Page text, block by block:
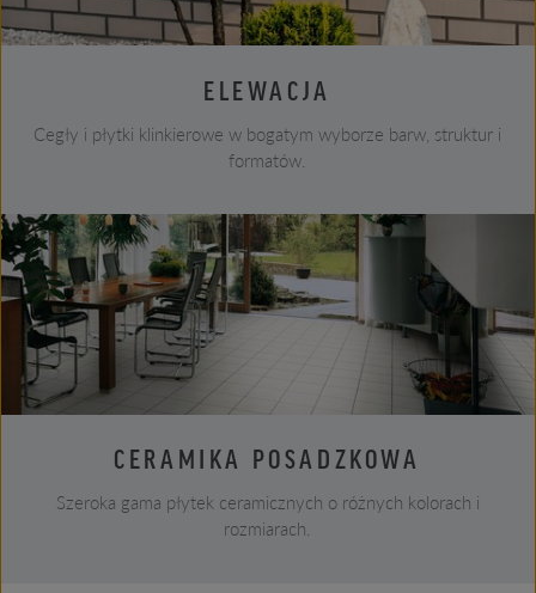
ELEWACJA
Cegły i płytki klinkierowe w bogatym wyborze barw, struktur i
formatów.
CERAMIKA POSADZKOWA
Szeroka gama płytek ceramicznych o różnych kolorach i
rozmiarach.